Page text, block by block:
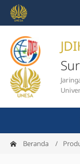
Beranda